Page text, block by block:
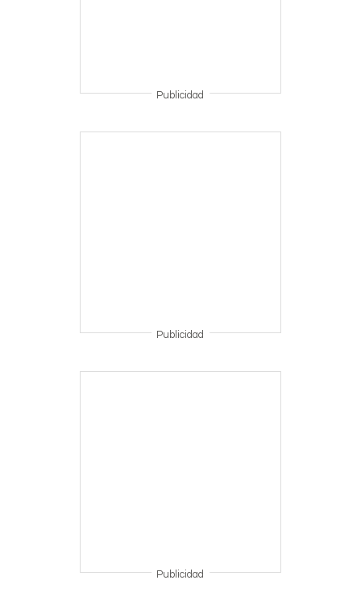
Publicidad
Publicidad
Publicidad